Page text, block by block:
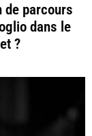
de parcours
dans le
?